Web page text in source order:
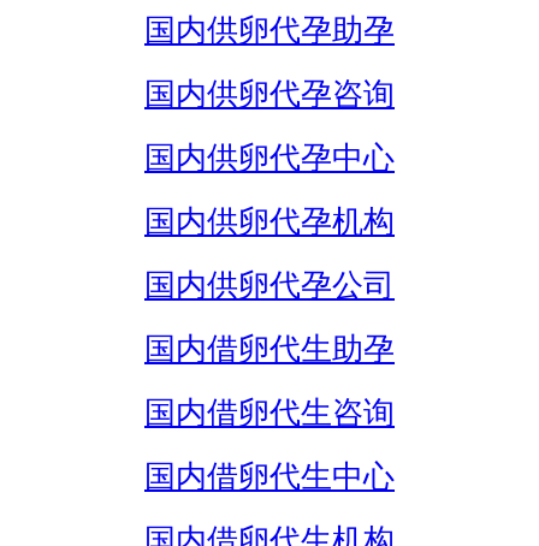
国内供卵代孕助孕
国内供卵代孕咨询
国内供卵代孕中心
国内供卵代孕机构
国内供卵代孕公司
国内借卵代生助孕
国内借卵代生咨询
国内借卵代生中心